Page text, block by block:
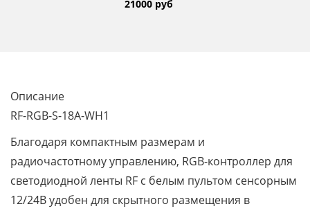
21000 руб
Описание
RF-RGB-S-18A-WH1
Благодаря компактным размерам и
радиочастотному управлению, RGB-контроллер для
светодиодной ленты RF с белым пультом сенсорным
12/24В удобен для скрытного размещения в